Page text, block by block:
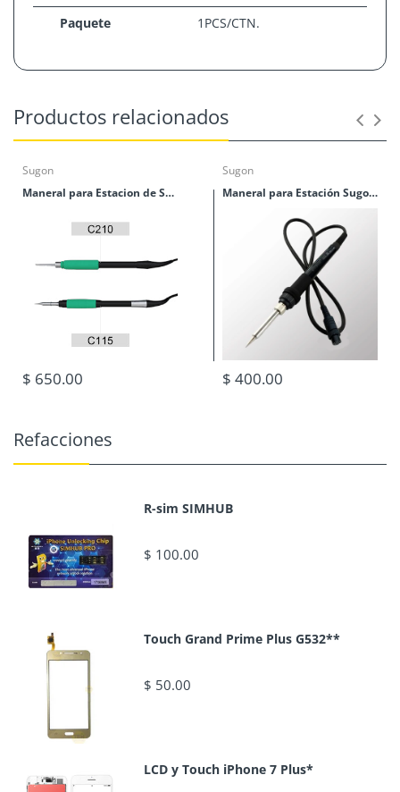
Paquete
1PCS/CTN.
SUGON T3602
Archivo
110V
Con 1 pc C115 + 1 pc
C210 genérica
Segundos calefacción
(1S) de velocidad
Aplicación
Soldadura
1PCS/CTN.
Productos relacionados
Sugon
Maneral para Estacion de Soldadura Sugon T3602
$ 650.00
Sugon
Maneral para Estación Sugon 220
$ 400.00
Refacciones
R-sim SIMHUB
$ 100.00
Touch Grand Prime Plus G532**
$ 50.00
LCD y Touch iPhone 7 Plus*